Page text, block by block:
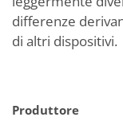
differenze
di altri dispositivi.
Produttore